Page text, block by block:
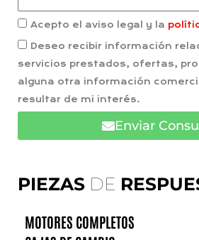
PIEZAS DE
MOTORES COMPLETOS
Acepto el aviso legal y la
Deseo recibir información
servicios prestados, ofertas,
alguna otra información
resultar de mi interés.
Enviar